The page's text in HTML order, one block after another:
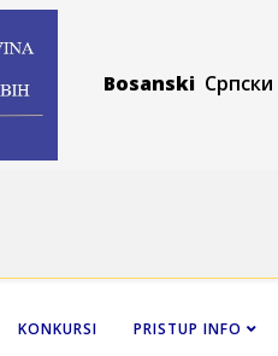
Bosanski Српски
KONKURSI PRISTUP INFO